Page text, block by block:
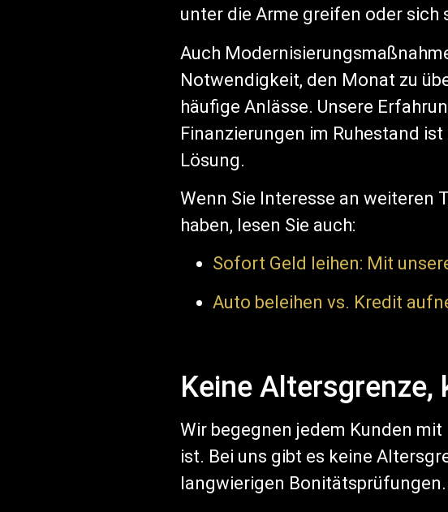
unter die Arme greifen oder
Auch
Notwendigkeit, den Monat zu
häufige Anlässe. Unsere
Finanzierungen im Ruhestand
Lösung.
Wenn Sie Interesse an weiteren
haben, lesen Sie auch:
Sofort Geld leihen: Mit
Auto beleihen vs. Kredit
Keine Altersgrenze,
Wir begegnen jedem Kunden
ist. Bei uns gibt es keine
langwierigen